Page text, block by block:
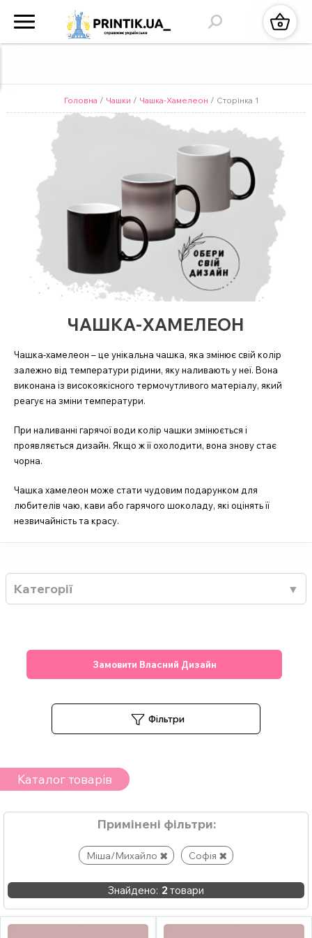
Головна / Чашки / Чашка-Хамелеон / Сторінка 1
ЧАШКА-ХАМЕЛЕОН
Чашка-хамелеон – це унікальна чашка, яка змінює свій колір
залежно від температури рідини, яку наливають у неї. Вона
виконана із високоякісного термочутливого матеріалу, який
реагує на зміни температури.
При наливанні гарячої води колір чашки змінюється і
проявляється дизайн. Якщо ж її охолодити, вона знову стає
чорна.
Чашка хамелеон може стати чудовим подарунком для
любителів чаю, кави або гарячого шоколаду, які оцінять її
незвичайність та красу.
Категорії
Замовити Власний Дизайн
Фільтри
Каталог товарів
Примінені фільтри:
Міша/Михайло Софія
Знайдено: 2 товари